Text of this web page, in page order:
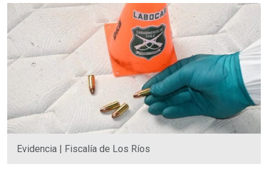
Evidencia | Fiscalía de Los Ríos